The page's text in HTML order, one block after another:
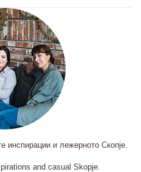
инспирации и лежерното Скопје.
and casual Skopje.